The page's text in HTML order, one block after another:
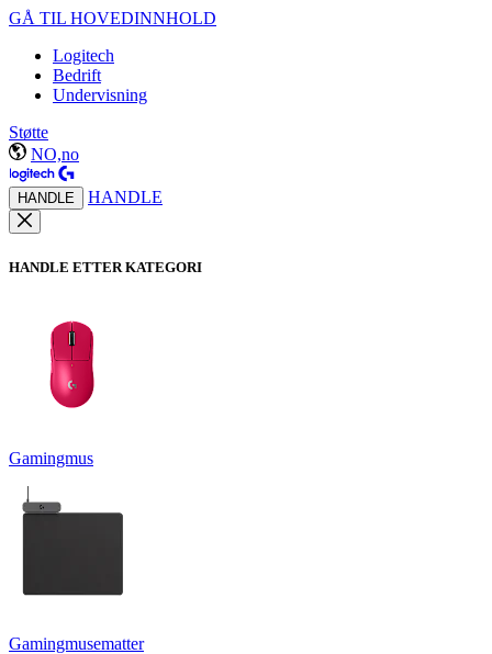
GÅ TIL HOVEDINNHOLD
Logitech
Bedrift
Undervisning
Støtte
NO,no
HANDLE HANDLE
HANDLE ETTER KATEGORI
Gamingmus
Gamingmusematter